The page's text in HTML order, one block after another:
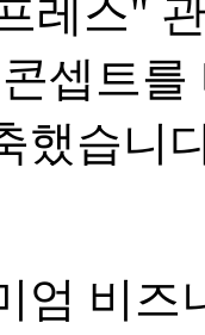
레스"
셉트
했습니
엄 비즈